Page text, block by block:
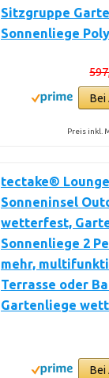
Sitzgruppe
Sonnenliege
Bei
Preis inkl.
tectake®
Sonneninsel
wetterfest,
Sonnenliege 2
mehr,
Terrasse oder
Gartenliege
Bei